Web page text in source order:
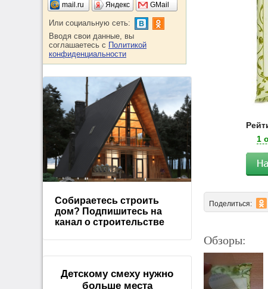
1
Поделиться:
Обзоры:
mail.ru Яндекс GMail
Или социальную сеть:
Вводя свои данные, вы
соглашаетесь с Политикой
конфиденциальности
Собираетесь строить
дом? Подпишитесь на
канал о строительстве
Детскому смеху нужно
больше места